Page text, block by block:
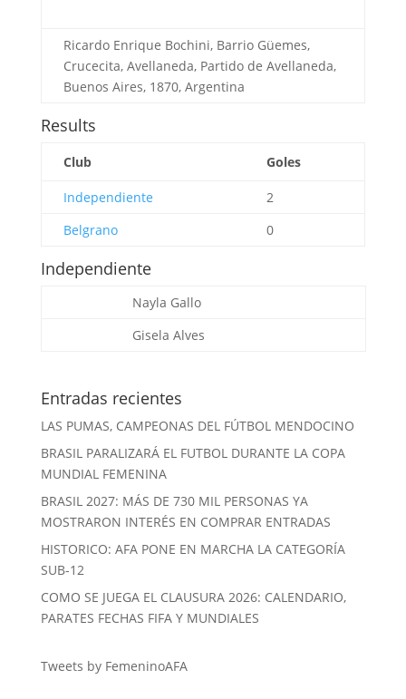
Ricardo Enrique Bochini, Barrio Güemes,
Crucecita, Avellaneda, Partido de Avellaneda,
Buenos Aires, 1870, Argentina
Results
Club Goles
Independiente
2
Belgrano
0
Independiente
Nayla Gallo
Gisela Alves
Entradas recientes
LAS PUMAS, CAMPEONAS DEL FÚTBOL MENDOCINO
BRASIL PARALIZARÁ EL FUTBOL DURANTE LA COPA
MUNDIAL FEMENINA
BRASIL 2027: MÁS DE 730 MIL PERSONAS YA
MOSTRARON INTERÉS EN COMPRAR ENTRADAS
HISTORICO: AFA PONE EN MARCHA LA CATEGORÍA
SUB-12
COMO SE JUEGA EL CLAUSURA 2026: CALENDARIO,
PARATES FECHAS FIFA Y MUNDIALES
Tweets by FemeninoAFA